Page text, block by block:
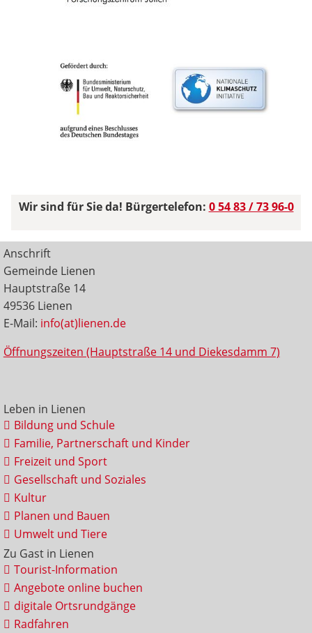
Wir sind für Sie da! Bürgertelefon: 0 54 83 / 73 96-0
Anschrift
Gemeinde Lienen
Hauptstraße 14
49536 Lienen
E-Mail: info(at)lienen.de
Öffnungszeiten (Hauptstraße 14 und Diekesdamm 7)
Leben in Lienen
Bildung und Schule
Familie, Partnerschaft und Kinder
Freizeit und Sport
Gesellschaft und Soziales
Kultur
Planen und Bauen
Umwelt und Tiere
Zu Gast in Lienen
Tourist-Information
Angebote online buchen
digitale Ortsrundgänge
Radfahren